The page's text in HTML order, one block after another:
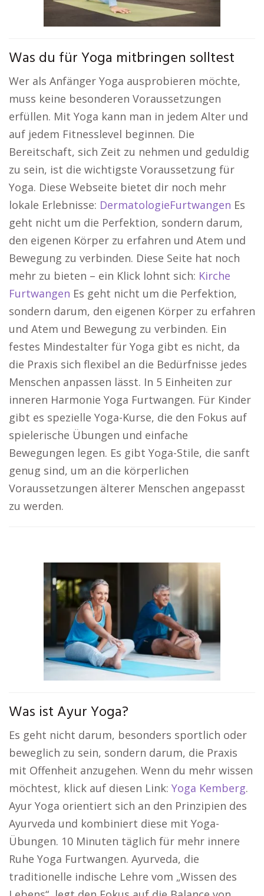
Was du für Yoga mitbringen solltest
Wer als Anfänger Yoga ausprobieren möchte,
muss keine besonderen Voraussetzungen
erfüllen. Mit Yoga kann man in jedem Alter und
auf jedem Fitnesslevel beginnen. Die
Bereitschaft, sich Zeit zu nehmen und geduldig
zu sein, ist die wichtigste Voraussetzung für
Yoga. Diese Webseite bietet dir noch mehr
lokale Erlebnisse: DermatologieFurtwangen Es
geht nicht um die Perfektion, sondern darum,
den eigenen Körper zu erfahren und Atem und
Bewegung zu verbinden. Diese Seite hat noch
mehr zu bieten – ein Klick lohnt sich: Kirche
Furtwangen Es geht nicht um die Perfektion,
sondern darum, den eigenen Körper zu erfahren
und Atem und Bewegung zu verbinden. Ein
festes Mindestalter für Yoga gibt es nicht, da
die Praxis sich flexibel an die Bedürfnisse jedes
Menschen anpassen lässt. In 5 Einheiten zur
inneren Harmonie Yoga Furtwangen. Für Kinder
gibt es spezielle Yoga-Kurse, die den Fokus auf
spielerische Übungen und einfache
Bewegungen legen. Es gibt Yoga-Stile, die sanft
genug sind, um an die körperlichen
Voraussetzungen älterer Menschen angepasst
zu werden.
Was ist Ayur Yoga?
Es geht nicht darum, besonders sportlich oder
beweglich zu sein, sondern darum, die Praxis
mit Offenheit anzugehen. Wenn du mehr wissen
möchtest, klick auf diesen Link: Yoga Kemberg.
Ayur Yoga orientiert sich an den Prinzipien des
Ayurveda und kombiniert diese mit Yoga-
Übungen. 10 Minuten täglich für mehr innere
Ruhe Yoga Furtwangen. Ayurveda, die
traditionelle indische Lehre vom „Wissen des